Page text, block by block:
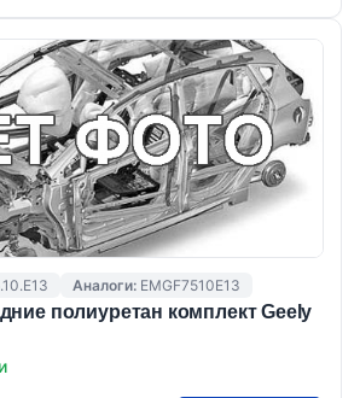
Аналоги: EMGF7510E13
полиуретан комплект Geely